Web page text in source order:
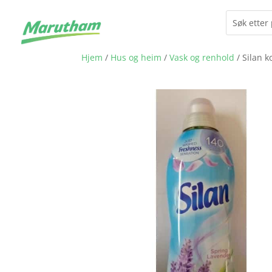
Hjem / Hus og heim /Vask og renhold / Silan